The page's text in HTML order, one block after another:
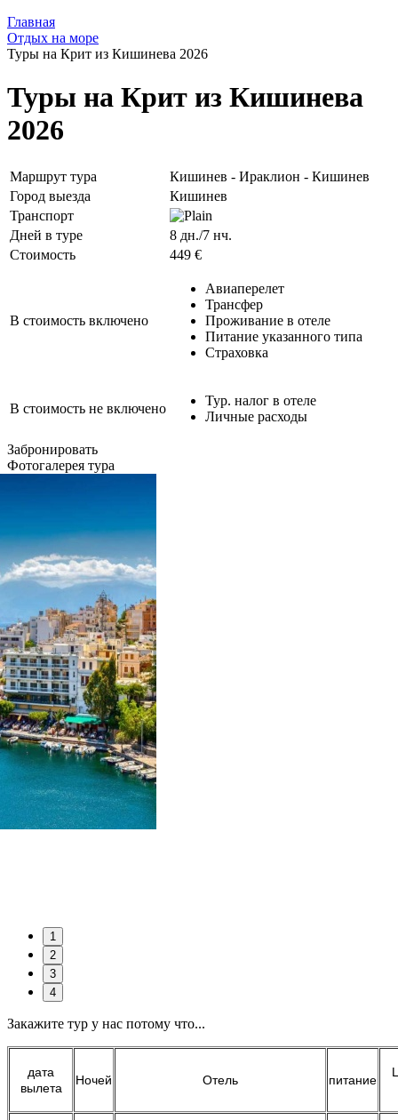
Главная
Отдых на море
Туры на Крит из Кишинева 2026
Туры на Крит из Кишинева
2026
Маршрут тура
Кишинев - Ираклион - Кишинев
Город выезда
Кишинев
Транспорт
Дней в туре
8 дн./7 нч.
Стоимость
449 €
В стоимость включено
Авиаперелет
Трансфер
Проживание в отеле
Питание указанного типа
Страховка
В стоимость не включено
Тур. налог в отеле
Личные расходы
Забронировать
Фотогалерея тура
1
2
3
4
Закажите тур у нас потому что...
дата
вылета
Ночей Отель питание